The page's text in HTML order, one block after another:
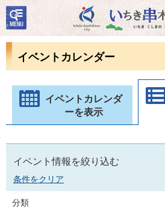
いちき串木野市
検
索・
共通
ューイベントカレンダー
イベントカレンダ
ーを表示
イベント情報を絞り込む
条件をクリア
分類